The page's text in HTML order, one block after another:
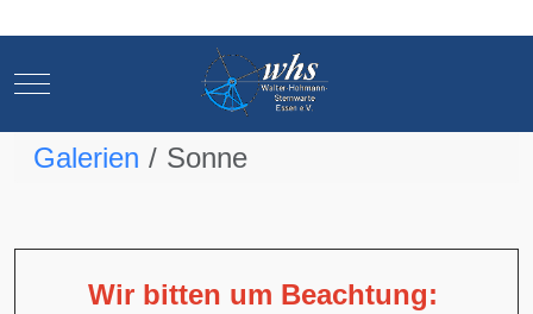
Mobile Menu Toggle
Galerien Sonne
Wir bitten um Beachtung: